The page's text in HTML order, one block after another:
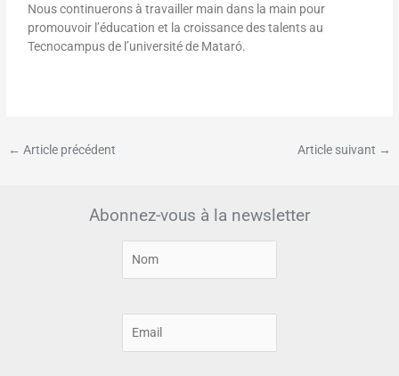
Nous continuerons à travailler main dans la main pour
promouvoir l’éducation et la croissance des talents au
Tecnocampus de l’université de Mataró.
← Article précédent Article suivant →
Abonnez-vous à la newsletter